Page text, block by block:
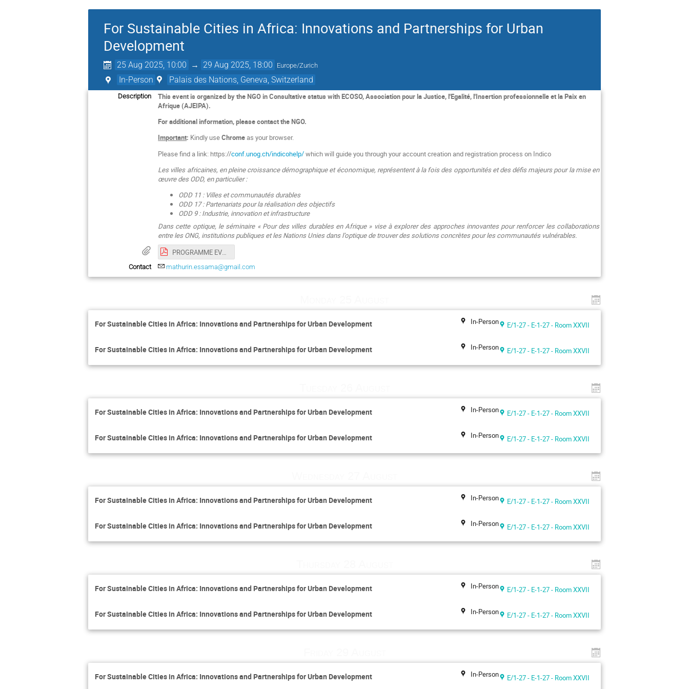
For Sustainable Cities in Africa: Innovations and Partnerships for Urban
Development
25 Aug 2025, 10:00 → 29 Aug 2025, 18:00 Europe/Zurich
In-Person Palais des Nations, Geneva, Switzerland
Description This event is organized by the NGO in Consultative status with ECOSO,Association pour la Justice, l'Egalité, l'Insertion professionnelle et la Paix en
Afrique (AJEIPA).
For additional information, please contact the NGO.
Important: Kindly useChromeas your browser.
Please find a link: https://conf.unog.ch/indicohelp/which will guide you through your account creation and registration process on Indico
Les villes africaines, en pleine croissance démographique et économique, représentent à la fois des opportunités et des défis majeurs pour la mise en
œuvre des ODD, en particulier :
ODD 11 : Villes et communautés durables
ODD 17 : Partenariats pour la réalisation des objectifs
ODD 9 : Industrie, innovation et infrastructure
Dans cette optique, le séminaire « Pour des villes durables en Afrique » vise à explorer des approches innovantes pour renforcer les collaborations
entre les ONG, institutions publiques et les Nations Unies dans l’optique de trouver des solutions concrètes pour les communautés vulnérables.
PROGRAMME EVENEMENT 25.08.25.pdf
Contact mathurin.essama@gmail.com
For Sustainable Cities in Africa: Innovations and Partnerships for Urban Development In-Person E/1-27 - E-1-27 - Room XXVII
For Sustainable Cities in Africa: Innovations and Partnerships for Urban Development In-Person E/1-27 - E-1-27 - Room XXVII
For Sustainable Cities in Africa: Innovations and Partnerships for Urban Development In-Person E/1-27 - E-1-27 - Room XXVII
For Sustainable Cities in Africa: Innovations and Partnerships for Urban Development In-Person E/1-27 - E-1-27 - Room XXVII
For Sustainable Cities in Africa: Innovations and Partnerships for Urban Development In-Person E/1-27 - E-1-27 - Room XXVII
For Sustainable Cities in Africa: Innovations and Partnerships for Urban Development In-Person E/1-27 - E-1-27 - Room XXVII
For Sustainable Cities in Africa: Innovations and Partnerships for Urban Development In-Person E/1-27 - E-1-27 - Room XXVII
For Sustainable Cities in Africa: Innovations and Partnerships for Urban Development In-Person E/1-27 - E-1-27 - Room XXVII
For Sustainable Cities in Africa: Innovations and Partnerships for Urban Development In-Person E/1-27 - E-1-27 - Room XXVII